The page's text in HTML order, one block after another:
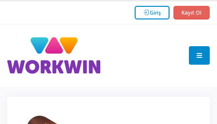
Giriş Kayıt Ol